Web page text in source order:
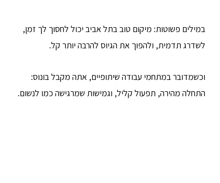
במילים פשוטות: מיקום טוב בתל אביב יכול לחסוך לך זמן,
לשדרג תדמית, ולהפוך את הגיוס להרבה יותר קל.
וכשמדובר במתחמי עבודה שיתופיים, אתה מקבל בונוס:
התחלה מהירה, תפעול קליל, וגמישות שמרגישה כמו לנשום.